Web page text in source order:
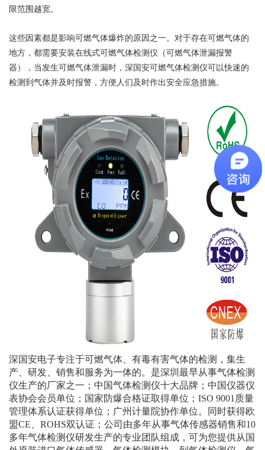
限范围越宽。
这些因素都是影响可燃气体爆炸的原因之一。对于存在可燃气体的
地方，都需要安装在线式可燃气体检测仪（可燃气体泄漏报警
器），当发生可燃气体泄漏时，深国安可燃气体检测仪可以快速的
检测到气体并及时报警，方便人们及时作出安全应急措施。
深国安电子专注于可燃气体、有毒有害气体的检测，集生
产、研发、销售和服务为一体的。是深圳最早从事气体检测
仪生产的厂家之一；中国气体检测仪十大品牌；中国仪器仪
表协会会员单位；国家防爆合格证取得单位；ISO 9001质量
管理体系认证获得单位；广州计量院协作单位。同时获得欧
盟CE、ROHS双认证；公司由多年从事气体传感器销售和10
多年气体检测仪研发生产的专业团队组成，可为您提供从国